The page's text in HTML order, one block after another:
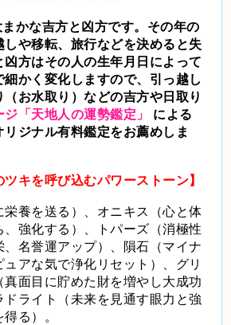
かな吉方と凶方です。その年の
や移転、旅行などを決めると失
方はその人の生年月日によって
細かく変化しますので、引っ越し
お水取り）などの吉方や日取り
「天地人の運勢鑑定」
による
ジナル有料鑑定をお薦めしま
ツキを呼び込むパワーストーン】
栄養を送る）、オニキス（心と体
強化する）、トパーズ（消極性
、名誉運アップ）、隕石（マイナ
アな気で浄化リセット）、グリ
面目に貯めた財を増やし大成功
ライト（未来を見通す眼力と強
る）。